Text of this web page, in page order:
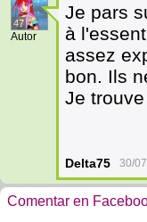
47
Autor
Je pars
à
assez
bon. Ils
Je
Delta75 30/
Comentar en